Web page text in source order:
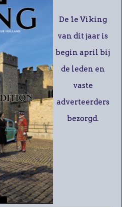
De 1e Viking
van dit jaar is
begin april bij
de leden en
vaste
adverteerders
bezorgd.